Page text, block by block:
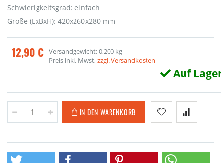
Schwierigkeitsgrad: einfach
Größe (LxBxH): 420x260x280 mm
12,90 € Versandgewicht: 0,200 kg
Preis inkl. Mwst,zzgl. Versandkosten
Auf
IN DEN WARENKORB